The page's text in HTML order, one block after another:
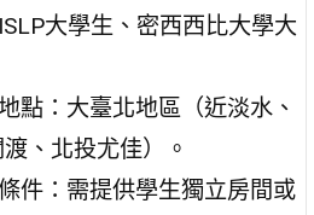
大學生、密西西比大學大
點：大臺北地區（近淡水、
、北投尤佳）。
件：需提供學生獨立房間或